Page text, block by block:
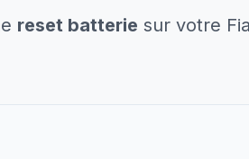
reset batterie sur votre